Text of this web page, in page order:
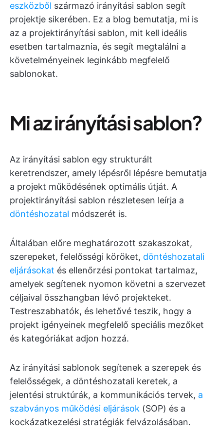
eszközből származó irányítási sablon segít
projektje sikerében. Ez a blog bemutatja, mi is
az a projektirányítási sablon, mit kell ideális
esetben tartalmaznia, és segít megtalálni a
követelményeinek leginkább megfelelő
sablonokat.
Mi az irányítási sablon?
Az irányítási sablon egy strukturált
keretrendszer, amely lépésről lépésre bemutatja
a projekt működésének optimális útját. A
projektirányítási sablon részletesen leírja a
döntéshozatal módszerét is.
Általában előre meghatározott szakaszokat,
szerepeket, felelősségi köröket, döntéshozatali
eljárásokat és ellenőrzési pontokat tartalmaz,
amelyek segítenek nyomon követni a szervezet
céljaival összhangban lévő projekteket.
Testreszabhatók, és lehetővé teszik, hogy a
projekt igényeinek megfelelő speciális mezőket
és kategóriákat adjon hozzá.
Az irányítási sablonok segítenek a szerepek és
felelősségek, a döntéshozatali keretek, a
jelentési struktúrák, a kommunikációs tervek, a
szabványos működési eljárások (SOP) és a
kockázatkezelési stratégiák felvázolásában.